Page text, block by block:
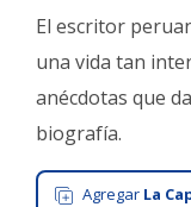
Mundo
La
Zona
Cultura
Tecnología
El escritor
una vida tan
anécdotas que
biografía.
Agregar La